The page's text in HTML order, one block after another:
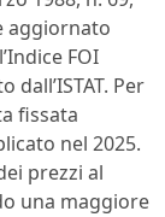
aggiornato
FOI
Per
fissata
nel 2025.
prezzi al
una maggiore